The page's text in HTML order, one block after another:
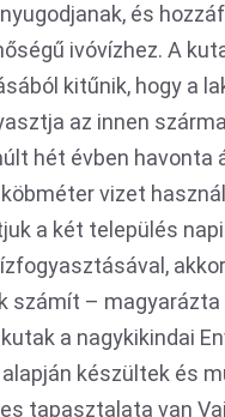
és
ivóvízhez. A
kitűnik, hogy a
az innen
hét évben havonta
vizet
a két település
számít – magyarázta
a nagykikindai
készültek és
tapasztalata van